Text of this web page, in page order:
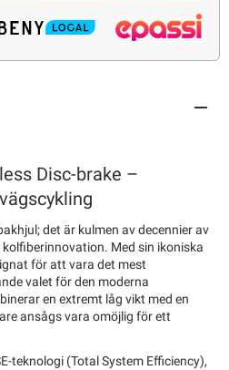
Disc-brake –
det är kulmen av decennier av
Med sin ikoniska
för att vara det mest
valet för den moderna
en extremt låg vikt med en
ansågs vara omöjlig för ett
teknologi (Total System Efficiency),